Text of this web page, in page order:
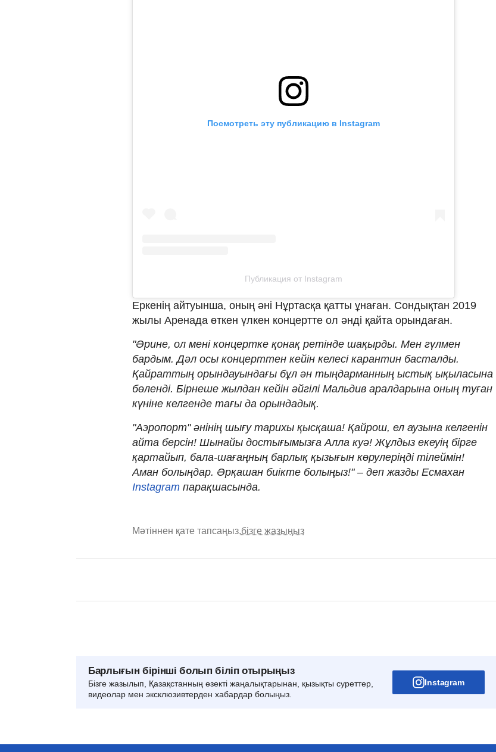
Посмотреть эту публикацию в Instagram
Публикация от Instagram
Еркенің айтуынша, оның әні Нұртасқа қатты ұнаған. Сондықтан 2019
жылы Аренада өткен үлкен концертте ол әнді қайта орындаған.
"Әрине, ол мені концертке қонақ ретінде шақырды. Мен гүлмен
бардым. Дәл осы концерттен кейін келесі карантин басталды.
Қайраттың орындауындағы бұл ән тыңдарманның ыстық ықыласына
бөленді. Бірнеше жылдан кейін әйгілі Мальдив аралдарына оның туған
күніне келгенде тағы да орындадық.
"Аэропорт" әнінің шығу тарихы қысқаша! Қайрош, ел аузына келгенін
айта берсін! Шынайы достығымызға Алла куә! Жұлдыз екеуің бірге
қартайып, бала-шағаңның барлық қызығын көрулеріңді тілеймін!
Аман болыңдар. Әрқашан биікте болыңыз!" – деп жазды Есмахан
Instagram парақшасында.
Мәтіннен қате тапсаңыз,бізге жазыңыз
Барлығын бірінші болып біліп отырыңыз
Бізге жазылып, Қазақстанның өзекті жаңалықтарынан, қызықты суреттер,
видеолар мен эксклюзивтерден хабардар болыңыз.
Instagram